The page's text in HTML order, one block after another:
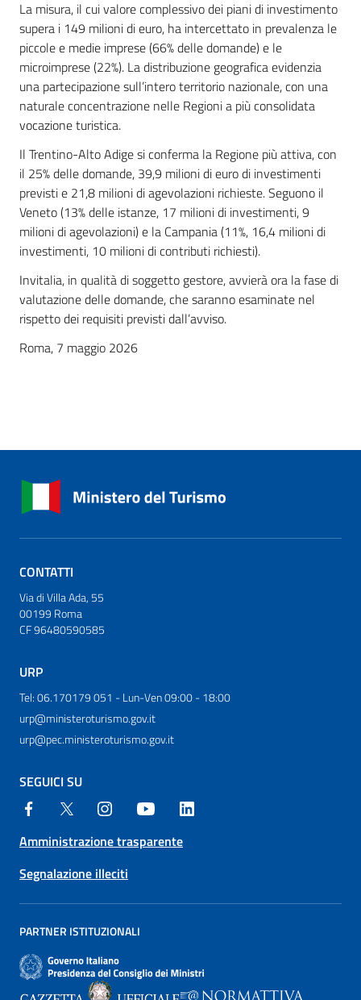
La misura, il cui valore complessivo dei piani di investimento
supera i 149 milioni di euro, ha intercettato in prevalenza le
piccole e medie imprese (66% delle domande) e le
microimprese (22%). La distribuzione geografica evidenzia
una partecipazione sull’intero territorio nazionale, con una
naturale concentrazione nelle Regioni a più consolidata
vocazione turistica.
Il Trentino-Alto Adige si conferma la Regione più attiva, con
il 25% delle domande, 39,9 milioni di euro di investimenti
previsti e 21,8 milioni di agevolazioni richieste. Seguono il
Veneto (13% delle istanze, 17 milioni di investimenti, 9
milioni di agevolazioni) e la Campania (11%, 16,4 milioni di
investimenti, 10 milioni di contributi richiesti).
Invitalia, in qualità di soggetto gestore, avvierà ora la fase di
valutazione delle domande, che saranno esaminate nel
rispetto dei requisiti previsti dall’avviso.
Roma, 7 maggio 2026
CONTATTI
Via di Villa Ada, 55
00199 Roma
CF 96480590585
URP
Tel: 06.170179 051 - Lun-Ven 09:00 - 18:00
urp@ministeroturismo.gov.it
urp@pec.ministeroturismo.gov.it
SEGUICI SU
Amministrazione trasparente
Segnalazione illeciti
PARTNER ISTITUZIONALI